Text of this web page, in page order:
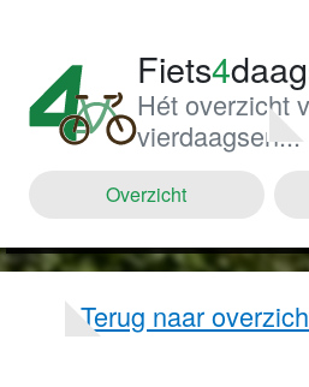
Fiets4
Hét overzicht
vierdaagsen...
Overzicht
Terug naar